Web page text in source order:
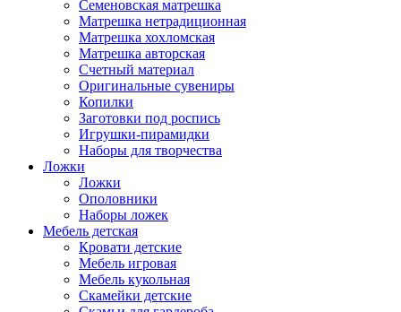
Семеновская матрешка
Матрешка нетрадиционная
Матрешка хохломская
Матрешка авторская
Счетный материал
Оригинальные сувениры
Копилки
Заготовки под роспись
Игрушки-пирамидки
Наборы для творчества
Ложки
Ложки
Ополовники
Наборы ложек
Мебель детская
Кровати детские
Мебель игровая
Мебель кукольная
Скамейки детские